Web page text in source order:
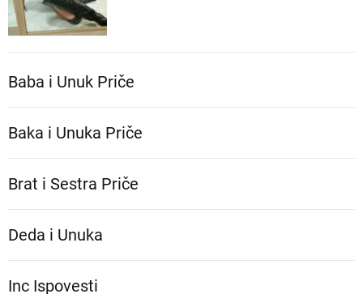
Baba i Unuk Priče
Baka i Unuka Pričе
Brat i Sestra Priče
Deda i Unuka
Inc Ispovesti